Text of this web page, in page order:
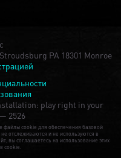
PA 18301 Monroe
play right in your
2526
файлы cookie для обеспечения базовой
отслеживаются и не используются в
вы соглашаетесь на использование этих
cookie.